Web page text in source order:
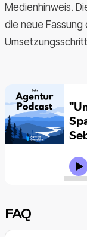
Medienhinweis.
die neue Fassung
FAQ